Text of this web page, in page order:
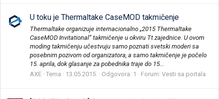
U toku je Thermaltake CaseMOD takmičenje
Thermaltake organizuje internacionalno „2015 Thermaltake
CaseMOD Invitational“ takmičenje u okviru Tt zajednice. U ovom
moding takmičenju učestvuju samo poznati svetski moderi sa
posebnim pozivom od organizatora, a samo takmičenje je počelo
15. aprila, dok glasanje za pobednika traje do 15...
AXE Tema 13.05.2015. Odgovora: 1 Forum: Vesti sa portala